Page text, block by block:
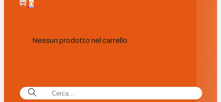
0
Nessun prodotto nel carrello.